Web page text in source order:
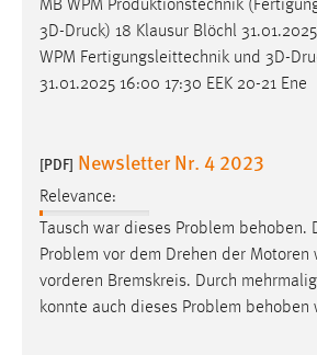
MB WPM Produktionstechnik
3D-Druck) 18 Klausur Blöchl
WPM Fertigungsleittechnik und 3D-
31.01.2025 16:00 17:30 EEK 20-21 Ene
[PDF] Newsletter Nr. 4 2023
Relevance:
Tausch war dieses Problem behoben.
Problem vor dem Drehen der Motoren
vorderen Bremskreis. Durch
konnte auch dieses Problem behoben